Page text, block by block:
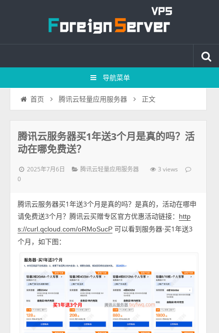
导航菜单
首页 腾讯云轻量应用服务器 正文
腾讯云服务器买1年送3个月是真的吗？活
动在哪免费送？
2025年7月6日 腾讯云轻量应用服务器 3 views
0
腾讯云服务器买1年送3个月是真的吗？是真的，活动在哪申
请免费送3个月？腾讯云买赠专区官方优惠活动链接：
http
s://curl.qcloud.com/oRMoSucP 可以看到服务器·买1年送3
个月，如下图：